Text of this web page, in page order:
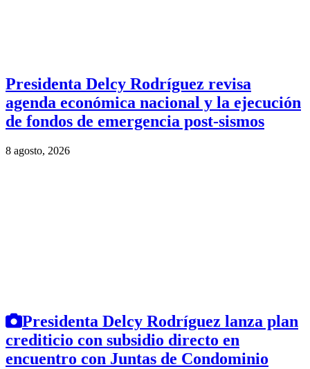
Presidenta Delcy Rodríguez revisa
agenda económica nacional y la ejecución
de fondos de emergencia post-sismos
8 agosto, 2026
Presidenta Delcy Rodríguez lanza plan
crediticio con subsidio directo en
encuentro con Juntas de Condominio